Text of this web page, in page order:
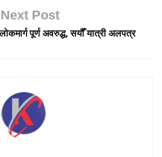
Next Post
पूर्ण अवरुद्ध, सयौँ यात्री अलपत्र